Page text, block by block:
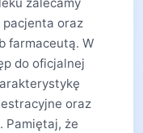
pacjenta oraz
farmaceutą. W
do oficjalnej
oraz
Pamiętaj, że